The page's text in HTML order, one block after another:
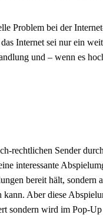
Problem bei der
Internet sei nur ein
und – wenn es
rechtlichen Sender
interessante
bereit hält,
Aber diese
sondern wird im Pop-